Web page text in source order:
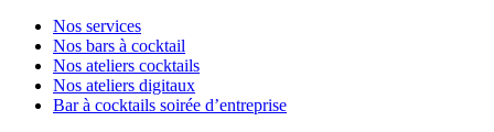
Nos services
Nos bars à cocktail
Nos ateliers cocktails
Nos ateliers digitaux
Bar à cocktails soirée d’entreprise